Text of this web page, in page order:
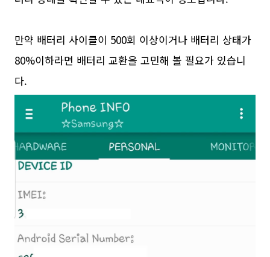
만약 배터리 사이클이 500회 이상이거나 배터리 상태가
80%이하라면 배터리 교환을 고민해 볼 필요가 있습니
다.